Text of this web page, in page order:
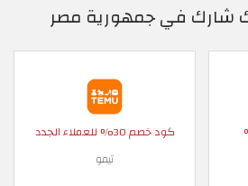
شارك في جمهورية مصر
كود خصم 30% للعملاء الجدد
تيمو